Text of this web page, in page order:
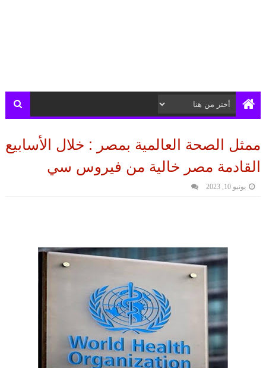
ممثل الصحة العالمية بمصر : خلال الأسابيع
القادمة مصر خالية من فيروس سي
يونيو 10, 2023